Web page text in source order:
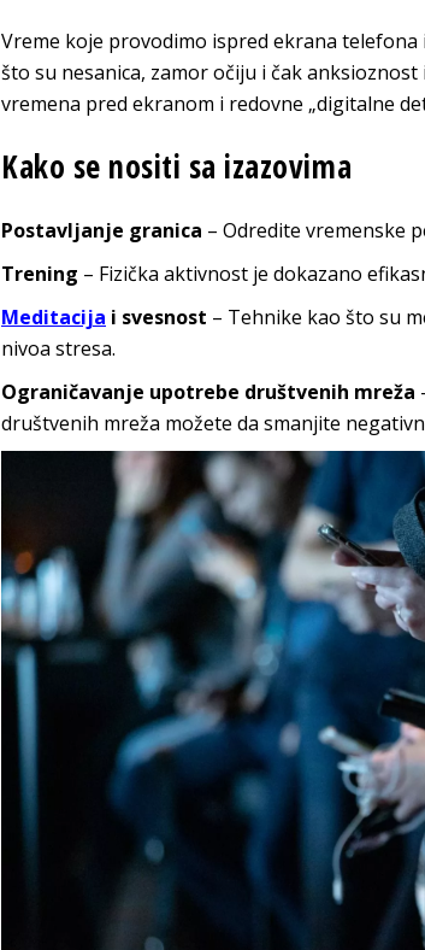
Vreme koje provodimo ispred ekrana
što su nesanica, zamor očiju i čak
vremena pred ekranom i redovne „digitalne
Kako se nositi sa izazovima
Postavljanje granica – Odredite vremenske
Trening – Fizička aktivnost je dokazano
Meditacija i svesnost – Tehnike kao što su
nivoa stresa.
Ograničavanje upotrebe društvenih mreža
društvenih mreža možete da smanjite